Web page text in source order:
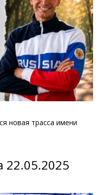
новая трасса имени
22.05.2025